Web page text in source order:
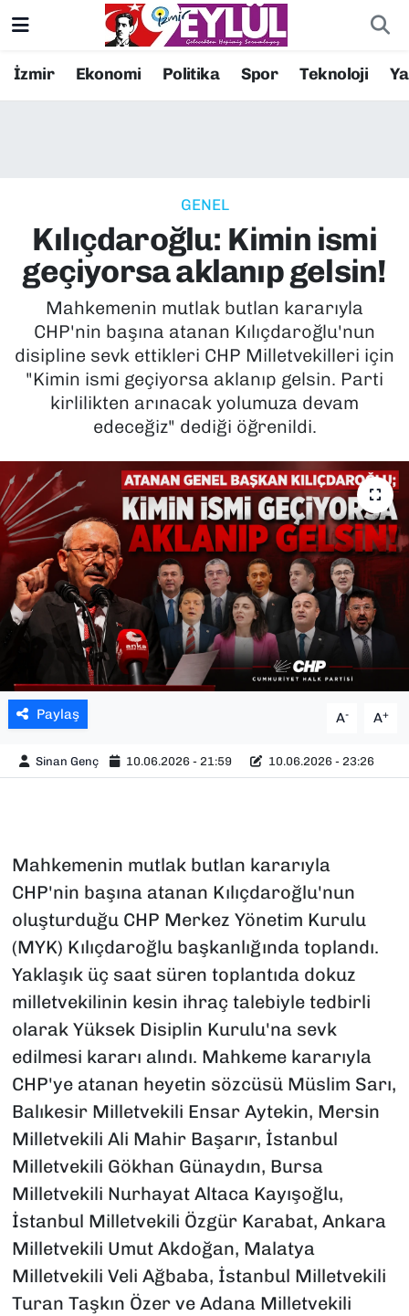
İzmir Ekonomi Politika Spor Teknoloji
GENEL
Kılıçdaroğlu: Kimin ismi
geçiyorsa aklanıp gelsin!
Mahkemenin mutlak butlan kararıyla
CHP'nin başına atanan Kılıçdaroğlu'nun
disipline sevk ettikleri CHP Milletvekilleri için
"Kimin ismi geçiyorsa aklanıp gelsin. Parti
kirlilikten arınacak yolumuza devam
edeceğiz" dediği öğrenildi.
Paylaş A- A+
Sinan Genç 10.06.2026 - 21:59 10.06.2026 - 23:26
Mahkemenin mutlak butlan kararıyla
CHP'nin başına atanan Kılıçdaroğlu'nun
oluşturduğu CHP Merkez Yönetim Kurulu
(MYK) Kılıçdaroğlu başkanlığında toplandı.
Yaklaşık üç saat süren toplantıda dokuz
milletvekilinin kesin ihraç talebiyle tedbirli
olarak Yüksek Disiplin Kurulu'na sevk
edilmesi kararı alındı. Mahkeme kararıyla
CHP'ye atanan heyetin sözcüsü Müslim Sarı,
Balıkesir Milletvekili Ensar Aytekin, Mersin
Milletvekili Ali Mahir Başarır, İstanbul
Milletvekili Gökhan Günaydın, Bursa
Milletvekili Nurhayat Altaca Kayışoğlu,
İstanbul Milletvekili Özgür Karabat, Ankara
Milletvekili Umut Akdoğan, Malatya
Milletvekili Veli Ağbaba, İstanbul Milletvekili
Turan Taşkın Özer ve Adana Milletvekili
Resmi İlanlar
EKONOMİ
KÜLTÜR SANAT
MAGAZİN
POLİTİKA
SPOR
TEKNOLOJİ
YAŞAM
YEREL YÖNETİMLER
Konak Nöbetçi Eczaneler
Süper Lig Puan Durumu ve Fikstür
Tüm Manşetler
Son Dakika Haberleri
Haber Arşivi